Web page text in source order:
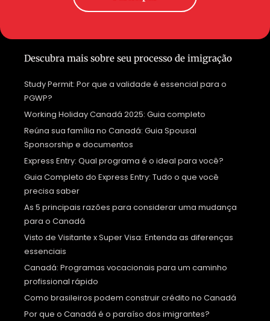
Descubra mais sobre seu processo de imigração
Study Permit: Por que a validade é essencial para o
PGWP?
Working Holiday Canadá 2025: Guia completo
Reúna sua família no Canadá: Guia Spousal
Sponsorship e documentos
Express Entry: Qual programa é o ideal para você?
Guia Completo do Express Entry: Tudo o que você
precisa saber
As 5 principais razões para considerar uma mudança
para o Canadá
Visto de Visitante x Super Visa: Entenda as diferenças
essenciais
Canadá: Programas vocacionais para um caminho
profissional rápido
Como brasileiros podem construir crédito no Canadá
Por que o Canadá é o paraíso dos imigrantes?